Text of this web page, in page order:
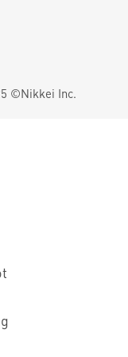
©Nikkei Inc.